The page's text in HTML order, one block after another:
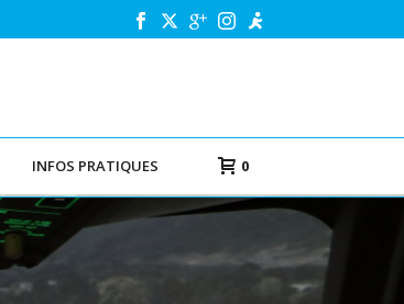
INFOS PRATIQUES 0